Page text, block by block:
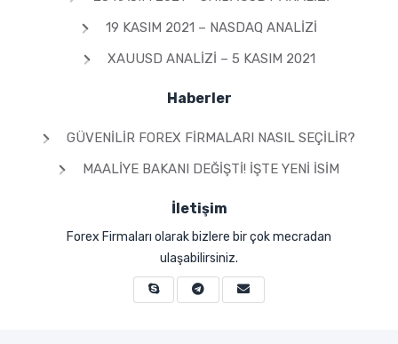
19 KASIM 2021 – NASDAQ ANALIZI
XAUUSD ANALIZI – 5 KASIM 2021
Haberler
GÜVENILIR FOREX FIRMALARI NASIL SEÇILIR?
MAALIYE BAKANI DEĞIŞTI! İŞTE YENI İSIM
İletişim
Forex Firmaları olarak bizlere bir çok mecradan
ulaşabilirsiniz.